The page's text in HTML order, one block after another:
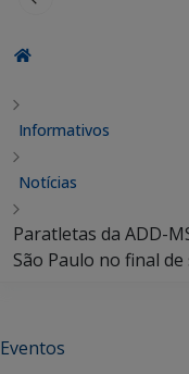
Informativos
Notícias
Paratletas da ADD-
São Paulo no final de
Eventos